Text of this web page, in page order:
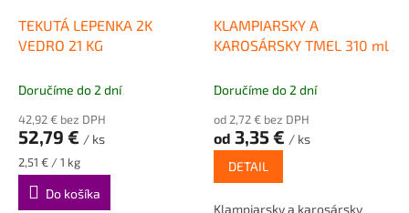
TEKUTÁ LEPENKA 2K
VEDRO 21 KG
Doručíme do 2 dní
42,92 € bez DPH
52,79 € / ks
Jednotková
cena:
2,51 € / 1 kg
Do košíka
KLAMPIARSKY A
KAROSÁRSKY TMEL 310 ml
Doručíme do 2 dní
od 2,72 € bez DPH
od 3,35 € / ks
DETAIL
Klampiarsky a karosársky